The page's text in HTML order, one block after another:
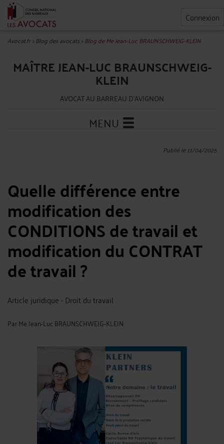
Connexion
Avocat.fr>Blog des avocats>Blog de Me Jean-Luc BRAUNSCHWEIG-KLEIN
MAÎTRE JEAN-LUC BRAUNSCHWEIG-
KLEIN
AVOCAT AU BARREAU D'AVIGNON
MENU
Publié le 11/04/2025
Quelle différence entre
modification des
CONDITIONS de travail et
modification du CONTRAT
de travail ?
Article juridique - Droit du travail
ParMe Jean-Luc BRAUNSCHWEIG-KLEIN